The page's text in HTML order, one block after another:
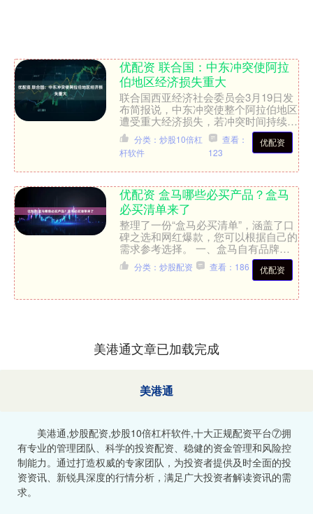
优配资 联合国：中东冲突使阿拉
伯地区经济损失重大
联合国西亚经济社会委员会3月19日发
布简报说，中东冲突使整个阿拉伯地区
遭受重大经济损失，若冲突时间持续一
个月，损失可能攀升至近1500亿美
元，占地区国内生产总值....
优配资
分类：炒股10倍杠
杆软件
查看：
123
优配资 盒马哪些必买产品？盒马
必买清单来了
整理了一份“盒马必买清单”，涵盖了口
碑之选和网红爆款，您可以根据自己的
需求参考选择。 一、盒马自有品牌
（MAX/盒马工坊）—— 品质与性价比
之选 这是盒马最核心....
优配资
分类：炒股配资 查看：186
美港通文章已加载完成
美港通
美港通,炒股配资,炒股10倍杠杆软件,十大正规配资平台⑦拥
有专业的管理团队、科学的投资配资、稳健的资金管理和风险控
制能力。通过打造权威的专家团队，为投资者提供及时全面的投
资资讯、新锐具深度的行情分析，满足广大投资者解读资讯的需
求。